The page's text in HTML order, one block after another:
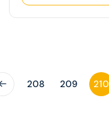
208 209 210